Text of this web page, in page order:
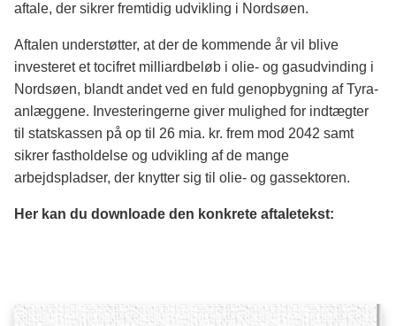
aftale, der sikrer fremtidig udvikling i Nordsøen.
Aftalen understøtter, at der de kommende år vil blive
investeret et tocifret milliardbeløb i olie- og gasudvinding i
Nordsøen, blandt andet ved en fuld genopbygning af Tyra-
anlæggene. Investeringerne giver mulighed for indtægter
til statskassen på op til 26 mia. kr. frem mod 2042 samt
sikrer fastholdelse og udvikling af de mange
arbejdspladser, der knytter sig til olie- og gassektoren.
Her kan du downloade den konkrete aftaletekst: